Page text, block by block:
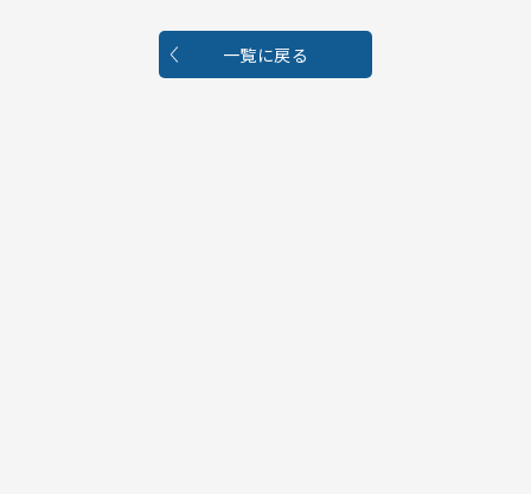
一覧に戻る